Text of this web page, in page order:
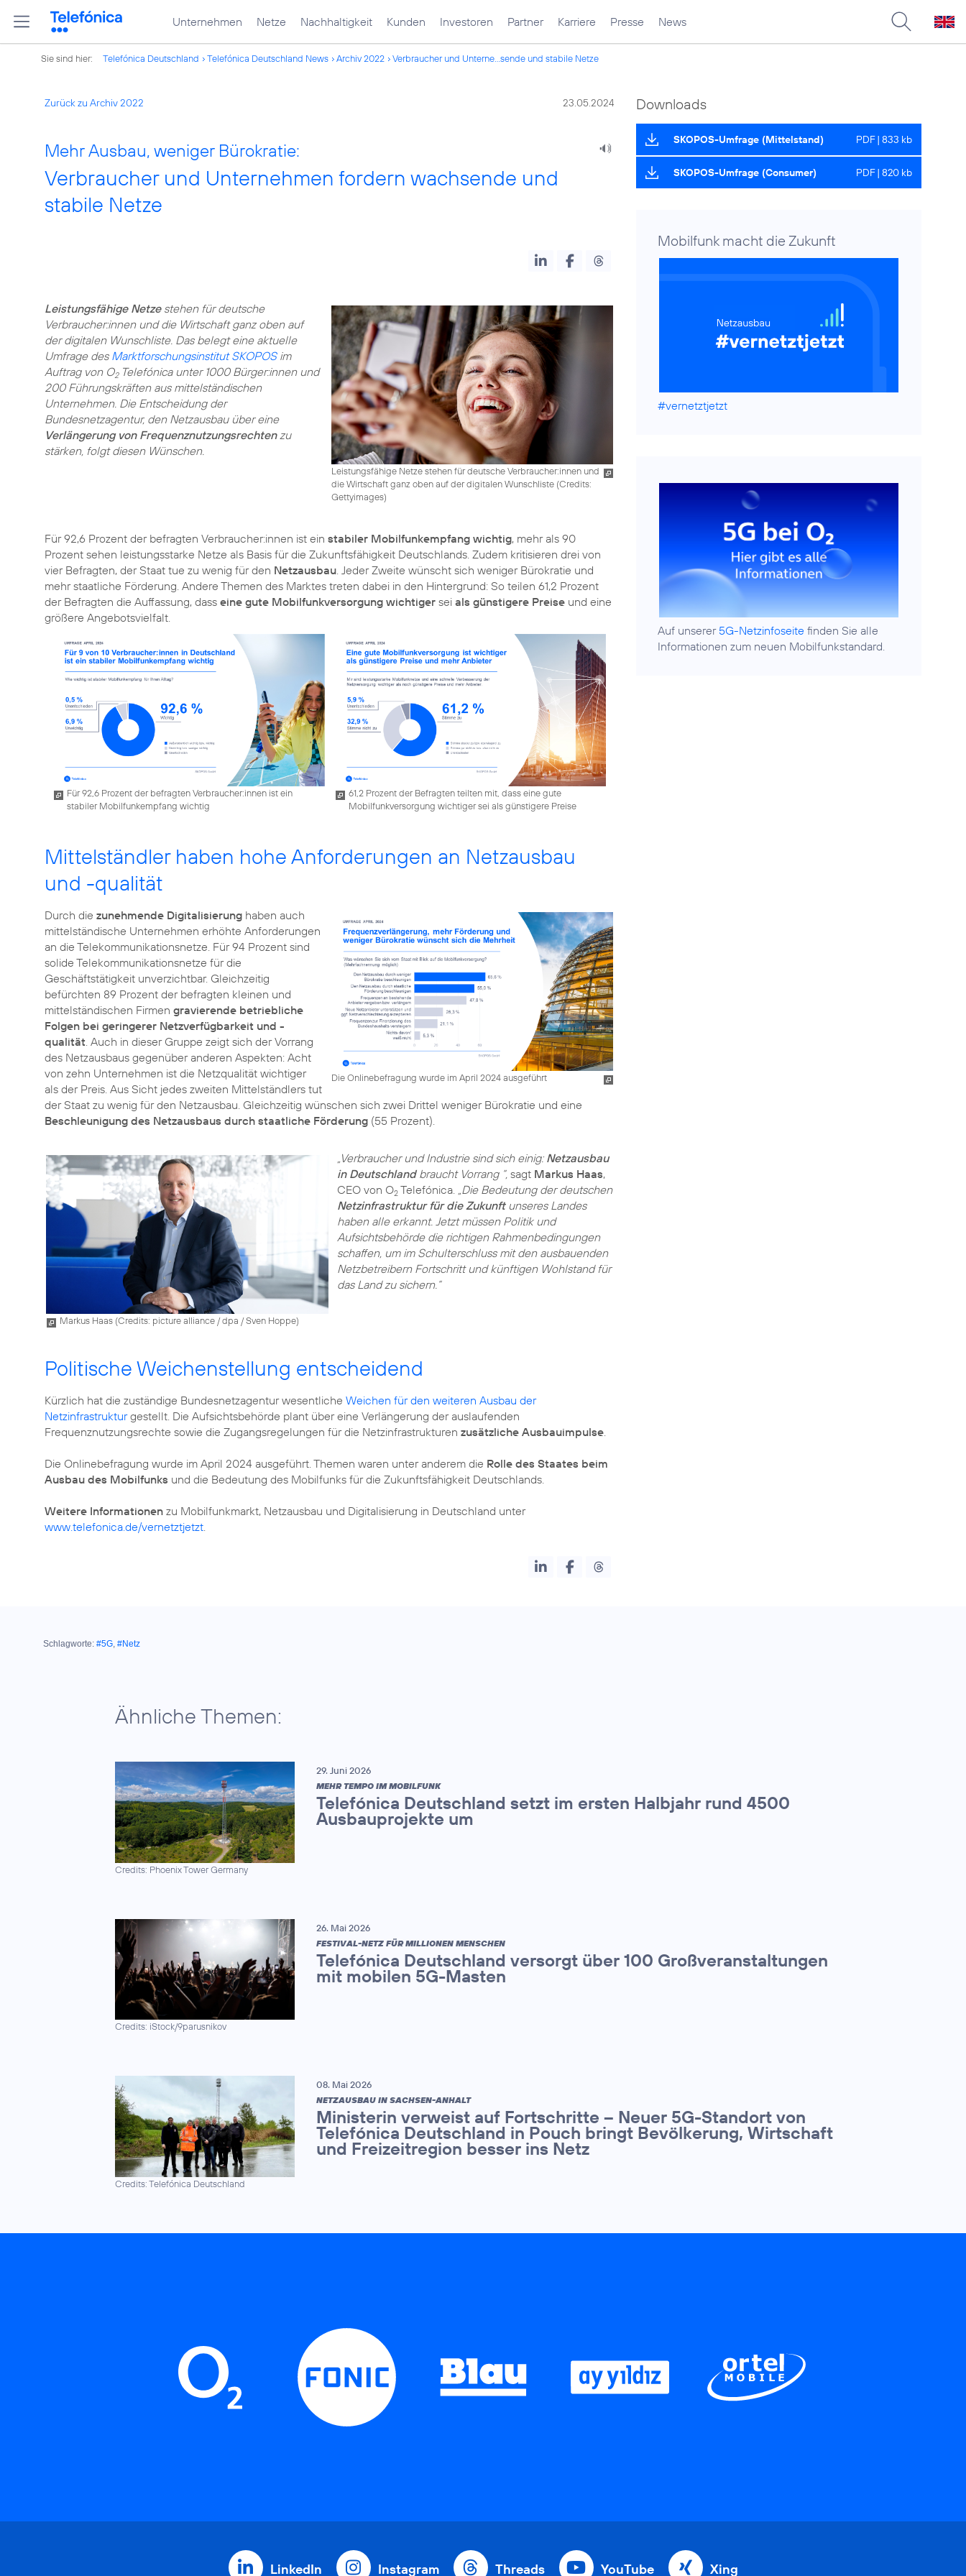
Unternehmen Netze Nachhaltigkeit Kunden Investoren Partner Karriere Presse News
Sie sind hier: Telefónica Deutschland Telefónica Deutschland News Archiv 2022 Verbraucher und Unterne...sende und stabile Netze
Zurück zu Archiv 2022 23.05.2024
Mehr Ausbau, weniger Bürokratie:
Verbraucher und Unternehmen fordern wachsende und
stabile Netze
Leistungsfähige Netze stehen für deutsche Verbraucher:innen und
die Wirtschaft ganz oben auf der digitalen Wunschliste (Credits:
Gettyimages)
Leistungsfähige Netzestehen für deutsche
Verbraucher:innen und die Wirtschaft ganz oben auf
der digitalen Wunschliste. Das belegt eine aktuelle
Umfrage des Marktforschungsinstitut SKOPOSim
Auftrag von O2Telefónica unter 1000 Bürger:innen und
200 Führungskräften aus mittelständischen
Unternehmen. Die Entscheidung der
Bundesnetzagentur, den Netzausbau über eine
Verlängerung von Frequenznutzungsrechtenzu
stärken, folgt diesen Wünschen.
Für 92,6 Prozent der befragten Verbraucher:innen ist ein stabiler Mobilfunkempfang wichtig, mehr als 90
Prozent sehen leistungsstarke Netze als Basis für die Zukunftsfähigkeit Deutschlands. Zudem kritisieren drei von
vier Befragten, der Staat tue zu wenig für den Netzausbau . Jeder Zweite wünscht sich weniger Bürokratie und
mehr staatliche Förderung. Andere Themen des Marktes treten dabei in den Hintergrund: So teilen 61,2 Prozent
der Befragten die Auffassung, dass eine gute Mobilfunkversorgung wichtiger sei als günstigere Preise und eine
größere Angebotsvielfalt.
Für 92,6 Prozent der befragten Verbraucher:innen ist ein
stabiler Mobilfunkempfang wichtig
61,2 Prozent der Befragten teilten mit, dass eine gute
Mobilfunkversorgung wichtiger sei als günstigere Preise
Mittelständler haben hohe Anforderungen an Netzausbau
und -qualität
Die Onlinebefragung wurde im April 2024 ausgeführt
Durch die zunehmende Digitalisierung haben auch
mittelständische Unternehmen erhöhte Anforderungen
an die Telekommunikationsnetze. Für 94 Prozent sind
solide Telekommunikationsnetze für die
Geschäftstätigkeit unverzichtbar. Gleichzeitig
befürchten 89 Prozent der befragten kleinen und
mittelständischen Firmen gravierende betriebliche
Folgen bei geringerer Netzverfügbarkeit und -
qualität. Auch in dieser Gruppe zeigt sich der Vorrang
des Netzausbaus gegenüber anderen Aspekten: Acht
von zehn Unternehmen ist die Netzqualität wichtiger
als der Preis. Aus Sicht jedes zweiten Mittelständlers tut
der Staat zu wenig für den Netzausbau. Gleichzeitig wünschen sich zwei Drittel weniger Bürokratie und eine
Beschleunigung des Netzausbaus durch staatliche Förderung (55 Prozent).
Markus Haas (Credits: picture alliance / dpa / Sven Hoppe)
„Verbraucher und Industrie sind sich einig: Netzausbau
in Deutschlandbraucht Vorrang “,sagt Markus Haas,
CEO von O2Telefónica. „Die Bedeutung der deutschen
Netzinfrastruktur für die Zukunftunseres Landes
haben alle erkannt. Jetzt müssen Politik und
Aufsichtsbehörde die richtigen Rahmenbedingungen
schaffen, um im Schulterschluss mit den ausbauenden
Netzbetreibern Fortschritt und künftigen Wohlstand für
das Land zu sichern.“
Politische Weichenstellung entscheidend
Kürzlich hat die zuständige Bundesnetzagentur wesentliche Weichen für den weiteren Ausbau der
Netzinfrastrukturgestellt. Die Aufsichtsbehörde plant über eine Verlängerung der auslaufenden
Frequenznutzungsrechte sowie die Zugangsregelungen für die Netzinfrastrukturen zusätzliche Ausbauimpulse.
Die Onlinebefragung wurde im April 2024 ausgeführt. Themen waren unter anderem die Rolle des Staates beim
Ausbau des Mobilfunks und die Bedeutung des Mobilfunks für die Zukunftsfähigkeit Deutschlands.
Weitere Informationen zu Mobilfunkmarkt, Netzausbau und Digitalisierung in Deutschland unter
www.telefonica.de/vernetztjetzt.
Downloads
SKOPOS-Umfrage (Mittelstand) PDF | 833 kb
SKOPOS-Umfrage (Consumer) PDF | 820 kb
Mobilfunk macht die Zukunft
#vernetztjetzt
Auf unserer 5G-Netzinfoseite finden Sie alle
Informationen zum neuen Mobilfunkstandard.
Schlagworte: #5G, #Netz
Ähnliche Themen:
Credits: Phoenix Tower Germany
29. Juni 2026
MEHR TEMPO IM MOBILFUNK
Telefónica Deutschland setzt im ersten Halbjahr rund 4500
Ausbauprojekte um
Credits: iStock/9parusnikov
26. Mai 2026
FESTIVAL-NETZ FÜR MILLIONEN MENSCHEN
Telefónica Deutschland versorgt über 100 Großveranstaltungen
mit mobilen 5G-Masten
Credits: Telefónica Deutschland
08. Mai 2026
NETZAUSBAU IN SACHSEN-ANHALT
Ministerin verweist auf Fortschritte – Neuer 5G-Standort von
Telefónica Deutschland in Pouch bringt Bevölkerung, Wirtschaft
und Freizeitregion besser ins Netz
LinkedIn Instagram Threads YouTube Xing